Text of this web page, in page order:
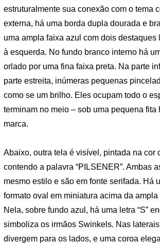
estruturalmente sua conexão com o tema
externa, há uma borda dupla dourada e
uma ampla faixa azul com dois destaques
à esquerda. No fundo branco interno há
orlado por uma fina faixa preta. Na parte
parte estreita, inúmeras pequenas
como se um brilho. Eles ocupam todo o
terminam no meio – sob uma pequena fita
marca.
Abaixo, outra tela é visível, pintada na cor
contendo a palavra “PILSENER”. Ambas
mesmo estilo e são em fonte serifada. Há
formato oval em miniatura acima da
Nela, sobre fundo azul, há uma letra “S”
simboliza os irmãos Swinkels. Nas
divergem para os lados, e uma coroa